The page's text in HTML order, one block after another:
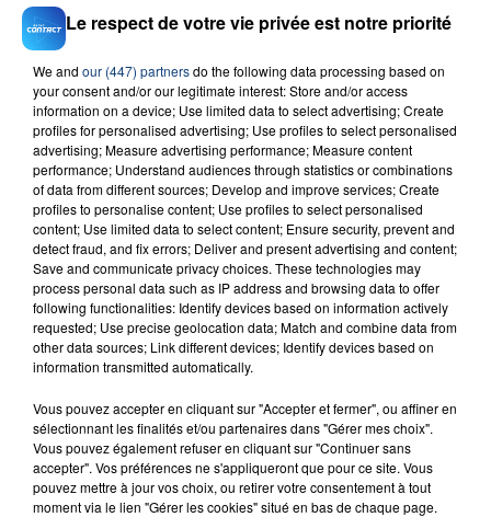
FIL D'ACTU
23 juillet 2026
INCENDIE MORTEL À LENS : UNE FEMME ET
SON BÉBÉ ENTRE LA VIE ET LA...
Un homme s'est immolé par le feu après avoir
aspergé sa compagne et leur bébé de trois mois
Le respect de votre vie privée est notre priorité
We and our (447) partnersdo the following data processing based on
your consent and/or our legitimate interest: Store and/or access
information on a device; Use limited data to select advertising; Create
profiles for personalised advertising; Use profiles to select personalised
advertising; Measure advertising performance; Measure content
performance; Understand audiences through statistics or combinations
of data from different sources; Develop and improve services; Create
profiles to personalise content; Use profiles to select personalised
content; Use limited data to select content; Ensure security, prevent and
detect fraud, and fix errors; Deliver and present advertising and content;
Save and communicate privacy choices. These technologies may
process personal data such as IP address and browsing data to offer
following functionalities: Identify devices based on information actively
requested; Use precise geolocation data; Match and combine data from
other data sources; Link different devices; Identify devices based on
information transmitted automatically.
Vous pouvez accepter en cliquant sur "Accepter et fermer", ou affiner en
sélectionnant les finalités et/ou partenaires dans "Gérer mes choix".
Vous pouvez également refuser en cliquant sur "Continuer sans
accepter". Vos préférences ne s'appliqueront que pour ce site. Vous
pouvez mettre à jour vos choix, ou retirer votre consentement à tout
moment via le lien "Gérer les cookies" situé en bas de chaque page.